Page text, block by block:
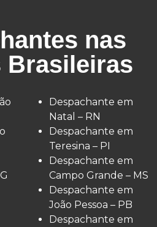
nas
Brasileiras
Despachante em
Natal – RN
Despachante em
Teresina – PI
Despachante em
Campo Grande – MS
Despachante em
João Pessoa – PB
Despachante em